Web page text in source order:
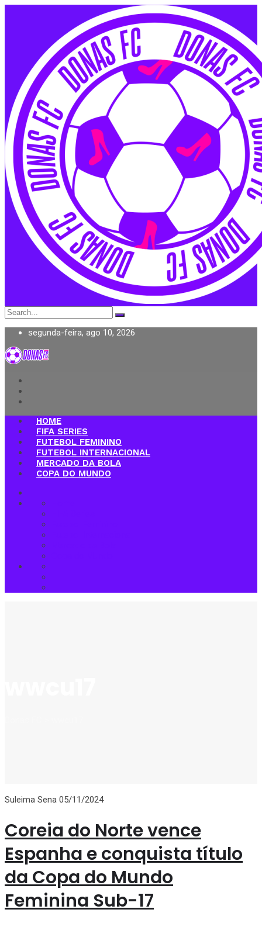
Search
for:
segunda-feira, ago 10, 2026
Donas FC
HOME
FIFA SERIES
FUTEBOL FEMININO
FUTEBOL INTERNACIONAL
MERCADO DA BOLA
COPA DO MUNDO
Suleima Sena 05/11/2024
Coreia do Norte vence
Espanha e conquista título
da Copa do Mundo
Feminina Sub-17